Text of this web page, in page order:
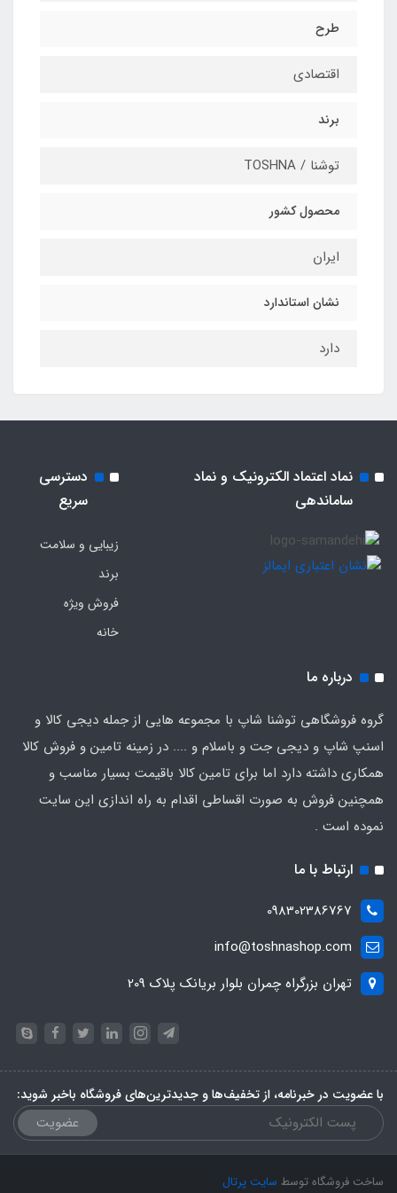
طرح
اقتصادی
برند
توشنا / TOSHNA
محصول کشور
ایران
نشان استاندارد
دارد
نماد اعتماد الکترونیک و نماد
ساماندهی
دسترسی
سریع
زیبایی و سلامت
برند
فروش ویژه
خانه
درباره ما
گروه فروشگاهی توشنا شاپ با مجموعه هایی از جمله دیجی کالا و
اسنپ شاپ و دیجی جت و باسلام و .... در زمینه تامین و فروش کالا
همکاری داشته دارد اما برای تامین کالا باقیمت بسیار مناسب و
همچنین فروش به صورت اقساطی اقدام به راه اندازی این سایت
نموده است .
ارتباط با ما
098302386767
info@toshnashop.com
تهران بزرگراه چمران بلوار بریانک پلاک 209
با عضویت در خبرنامه، از تخفیف‌ها و جدیدترین‌های فروشگاه باخبر شوید:
عضویت
ساخت فروشگاه توسط سایت پرتال